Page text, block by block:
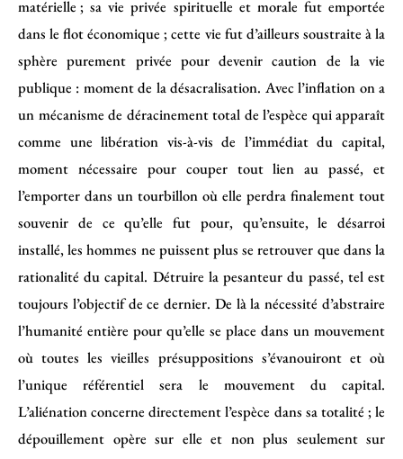
matérielle ; sa vie privée spirituelle et morale fut emportée
dans le flot économique ; cette vie fut d’ailleurs soustraite à la
sphère purement privée pour devenir caution de la vie
publique : moment de la désacralisation. Avec l’inflation on a
un mécanisme de déracinement total de l’espèce qui apparaît
comme une libération vis-à-vis de l’immédiat du capital,
moment nécessaire pour couper tout lien au passé, et
l’emporter dans un tourbillon où elle perdra finalement tout
souvenir de ce qu’elle fut pour, qu’ensuite, le désarroi
installé, les hommes ne puissent plus se retrouver que dans la
rationalité du capital. Détruire la pesanteur du passé, tel est
toujours l’objectif de ce dernier. De là la nécessité d’abstraire
l’humanité entière pour qu’elle se place dans un mouvement
où toutes les vieilles présuppositions s’évanouiront et où
l’unique référentiel sera le mouvement du capital.
L’aliénation concerne directement l’espèce dans sa totalité ; le
dépouillement opère sur elle et non plus seulement sur